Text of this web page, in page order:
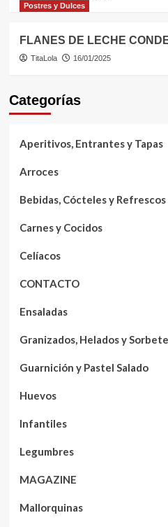
Postres y Dulces
FLANES DE LECHE
TitaLola 16/01/2025
Categorías
Aperitivos, Entrantes y Tapas
Arroces
Bebidas, Cócteles y Refrescos
Carnes y Cocidos
Celíacos
CONTACTO
Ensaladas
Granizados, Helados y
Guarnición y Pastel Salado
Huevos
Infantiles
Legumbres
MAGAZINE
Mallorquinas